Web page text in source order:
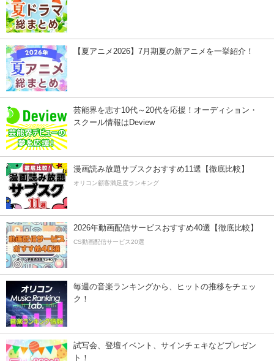
【夏アニメ2026】7月期夏の新アニメを一挙紹介！
芸能界を志す10代～20代を応援！オーディション・
スクール情報はDeview
漫画読み放題サブスクおすすめ11選【徹底比較】
オリコン顧客満足度ランキング
2026年動画配信サービスおすすめ40選【徹底比較】
CS動画配信サービス20選
毎週の音楽ランキングから、ヒットの推移をチェッ
ク！
試写会、登壇イベント、サインチェキなどプレゼン
ト！